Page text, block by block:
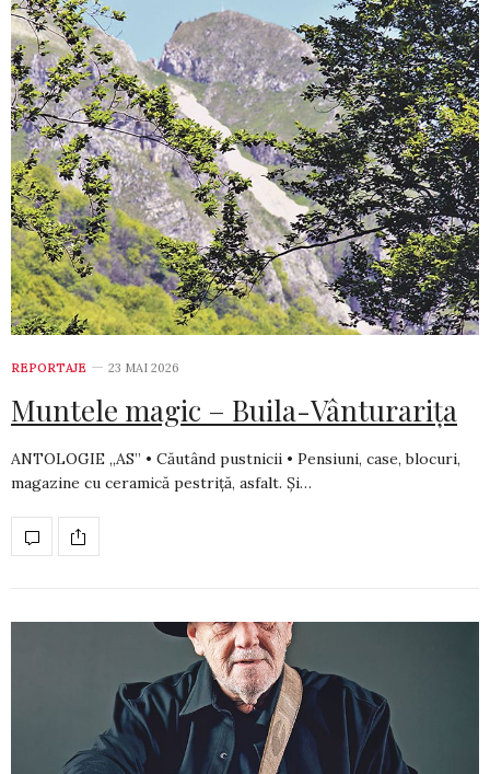
REPORTAJE 23 MAI 2026
Muntele magic – Buila-Vânturarița
ANTOLOGIE „AS” • Căutând pustnicii • Pensiuni, case, blocuri,
magazine cu ceramică pestriţă, asfalt. Şi…